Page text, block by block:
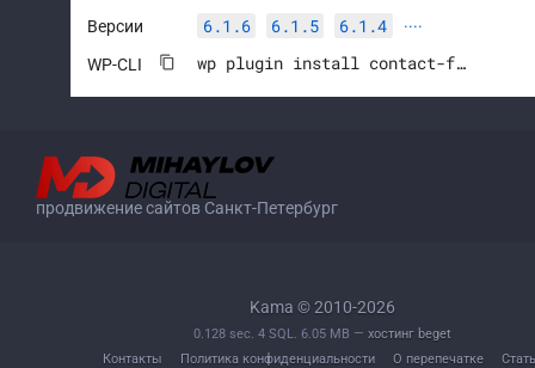
Версии
6.1.6 6.1.5 6.1.4 ····
WP-CLI wp plugin install contact-form-7 --activate
продвижение сайтов Санкт-Петербург
Kama © 2010-2026
0.128 sec. 4 SQL. 6.05 MB — хостинг beget
Контакты
Политика конфиденциальности О перепечатке